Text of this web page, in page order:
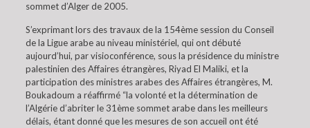
sommet d’Alger de 2005.
S’exprimant lors des travaux de la 154ème session du Conseil
de la Ligue arabe au niveau ministériel, qui ont débuté
aujourd’hui, par visioconférence, sous la présidence du ministre
palestinien des Affaires étrangères, Riyad El Maliki, et la
participation des ministres arabes des Affaires étrangères, M.
Boukadoum a réaffirmé “la volonté et la détermination de
l’Algérie d’abriter le 31ème sommet arabe dans les meilleurs
délais, étant donné que les mesures de son accueil ont été